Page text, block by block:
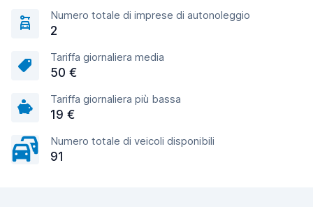
Numero totale di imprese di autonoleggio
2
Tariffa giornaliera media
50 €
Tariffa giornaliera più bassa
19 €
Numero totale di veicoli disponibili
91